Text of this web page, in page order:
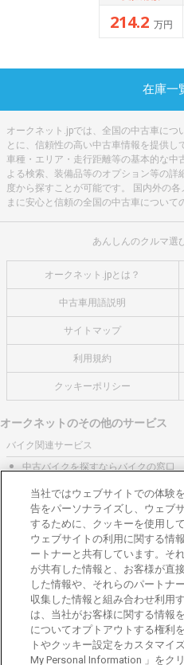
214.2 万円
在庫一
オークネット.jpでは、全国の中古車につ
とに、信頼性の高い中古車情報を提供し
車種・エリア・走行距離等の基本的な中
よる検索、装備品等のオプション等の
度から探すことが可能です。 国内外の
まに安心と信頼の全国の中古車について
あんしんのクルマ選
オークネット.jpとは？
中古車用語説明
サイトマップ
利用規約
クッキーポリシー
オークネットのその他のサービス
バイク関連サービス
中古バイクを探すならバイクの窓口
レンタルバイクに乗るならモトオー
ブランド関連サービス
ブランド品の買取はギャラリーレア
東京都公安委員会許
株式会社オ
© 2007‐
加盟店専用ペ
無料 お問い合わせ
当社ではウェブサイトでの体験
告をパーソナライズし、ウェブ
するために、クッキーを使用し
ウェブサイトの利用に関する情
ートナーと共有しています。そ
が共有した情報と、お客様が直
した情報や、それらのパートナ
収集した情報と組み合わせ利用
は、当社がお客様に関する情報
についてオプトアウトする権利
トやクッキー設定をカスタマイ
My Personal Information 」をク